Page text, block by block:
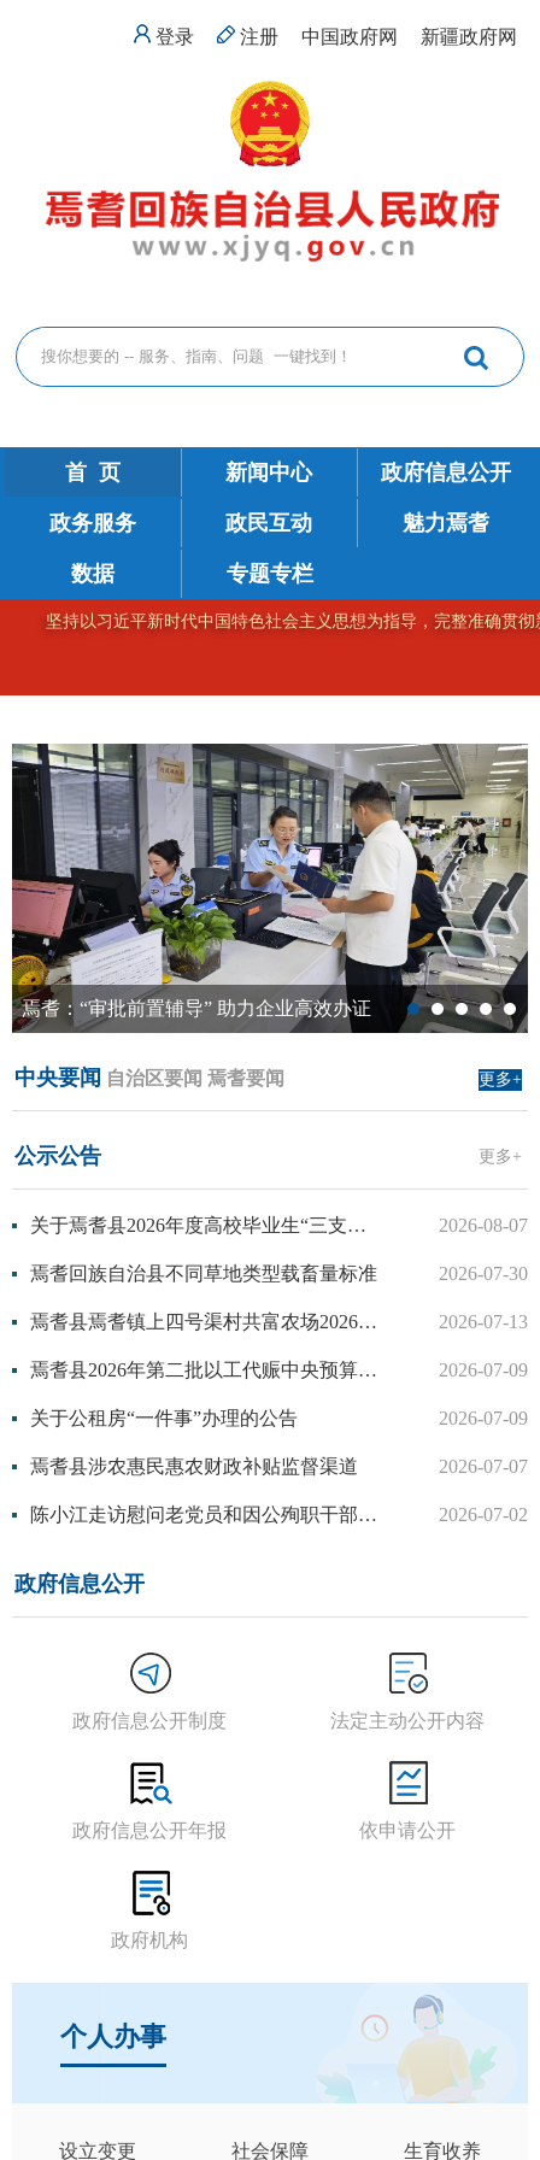
登录 注册 中国政府网 新疆政府网
首 页 新闻中心 政府信息公开
政务服务 政民互动 魅力焉耆
数据 专题专栏
坚持以习近平新时代中国特色社会主义思想为指导，完整准确贯
导” 助力企业高效办证
中央要闻 自治区要闻 焉耆要闻 更多+
公示公告 更多+
2026-08-07
关于焉耆县2026年度高校毕业生“三支一扶”招募计划体检有关事项的公告
2026-07-30
焉耆回族自治县不同草地类型载畜量标准
2026-07-13
焉耆县焉耆镇上四号渠村共富农场2026年基础设施建设以工代赈项目“租购聘”方案
2026-07-09
焉耆县2026年第二批以工代赈中央预算内投资计划公告公示
2026-07-09
关于公租房“一件事”办理的公告
2026-07-07
焉耆县涉农惠民惠农财政补贴监督渠道
2026-07-02
陈小江走访慰问老党员和因公殉职干部亲属
政府信息公开
政府信息公开制度 法定主动公开内容
政府信息公开年报 依申请公开
政府机构
个人办事
设立变更 社会保障 生育收养